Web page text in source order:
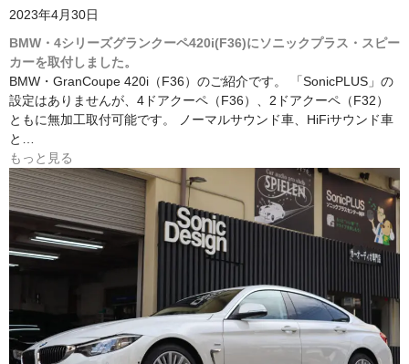
2023年4月30日
BMW・4シリーズグランクーペ420i(F36)にソニックプラス・スピー
カーを取付しました。
BMW・GranCoupe 420i（F36）のご紹介です。 「SonicPLUS」の
設定はありませんが、4ドアクーペ（F36）、2ドアクーペ（F32）
ともに無加工取付可能です。 ノーマルサウンド車、HiFiサウンド車
と…
もっと見る